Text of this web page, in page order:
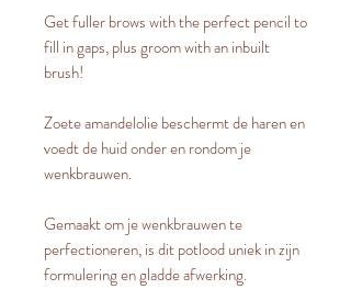
Get fuller brows with the perfect pencil to
fill in gaps, plus groom with an inbuilt
brush!
Zoete amandelolie beschermt de haren en
voedt de huid onder en rondom je
wenkbrauwen.
Gemaakt om je wenkbrauwen te
perfectioneren, is dit potlood uniek in zijn
formulering en gladde afwerking.